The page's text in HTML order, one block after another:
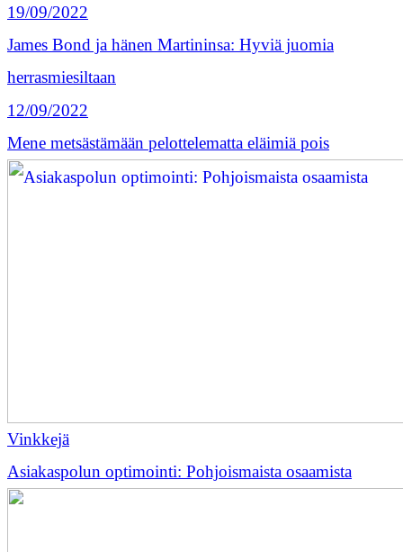
19/09/2022
James Bond ja hänen Martininsa: Hyviä juomia
herrasmiesiltaan
12/09/2022
Mene metsästämään pelottelematta eläimiä pois
Vinkkejä
Asiakaspolun optimointi: Pohjoismaista osaamista